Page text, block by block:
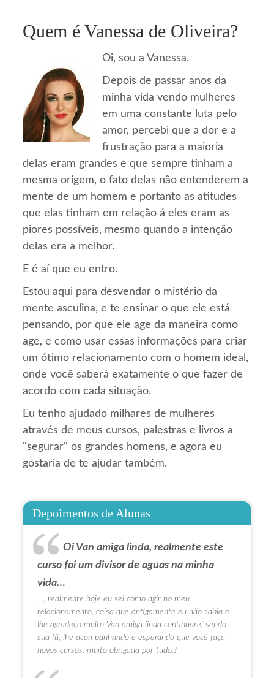
Quem é Vanessa de Oliveira?
Oi, sou a Vanessa.
Depois de passar anos da
minha vida vendo mulheres
em uma constante luta pelo
amor, percebi que a dor e a
frustração para a maioria
delas eram grandes e que sempre tinham a
mesma origem, o fato delas não entenderem a
mente de um homem e portanto as atitudes
que elas tinham em relação á eles eram as
piores possíveis, mesmo quando a intenção
delas era a melhor.
E é aí que eu entro.
Estou aqui para desvendar o mistério da
mente asculina, e te ensinar o que ele está
pensando, por que ele age da maneira como
age, e como usar essas informações para criar
um ótimo relacionamento com o homem ideal,
onde você saberá exatamente o que fazer de
acordo com cada situação.
Eu tenho ajudado milhares de mulheres
através de meus cursos, palestras e livros a
"segurar" os grandes homens, e agora eu
gostaria de te ajudar também.
Depoimentos de Alunas
Oi Van amiga linda, realmente este
curso foi um divisor de aguas na minha
vida…
…, realmente hoje eu sei como agir no meu
relacionamento, coisa que antigamente eu não sabia e
lhe agradeço muito Van amiga linda continuarei sendo
sua fã, lhe acompanhando e esperando que você faça
novos cursos, muito obrigada por tudo.?